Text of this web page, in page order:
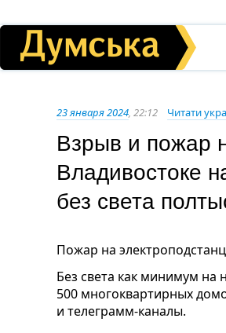
23 января 2024, 22:12 Читати
Взрыв и пожар
Владивостоке
без света
Пожар на
Без света как минимум на
500 многоквартирных
и телеграмм-каналы.